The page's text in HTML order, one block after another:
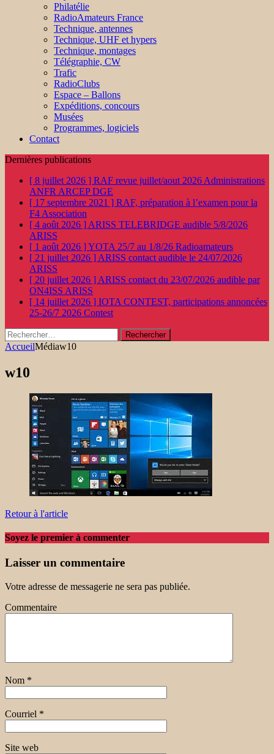
Philatélie
RadioAmateurs France
Technique, antennes
Technique, UHF et hypers
Technique, montages
Télégraphie, CW
Trafic
RadioClubs
Espace – Ballons
Expéditions, concours
Musées
Programmes, logiciels
Contact
Dernières publications
[ 8 juillet 2026 ] RAF revue juillet/aout 2026 Administrations
ANFR ARCEP DGE
[ 17 septembre 2021 ] RAF, préparation à l’examen pour la
F4 Association
[ 4 août 2026 ] ARISS TELEBRIDGE audible 5/8/2026
ARISS
[ 1 août 2026 ]YOTA 25/7 au 1/8/26 Radioamateurs
[ 21 juillet 2026 ] ARISS contact audible le 24/07/2026
ARISS
[ 20 juillet 2026 ] ARISS contact du 23/07/2026 audible par
ON4ISS ARISS
[ 14 juillet 2026 ] IOTA CONTEST, participations annoncées
25-26/7 2026 Contest
Rechercher :
AccueilMédiaw10
w10
Retour à l'article
Soyez le premier à commenter
Laisser un commentaire
Votre adresse de messagerie ne sera pas publiée.
Commentaire
Nom *
Courriel *
Site web